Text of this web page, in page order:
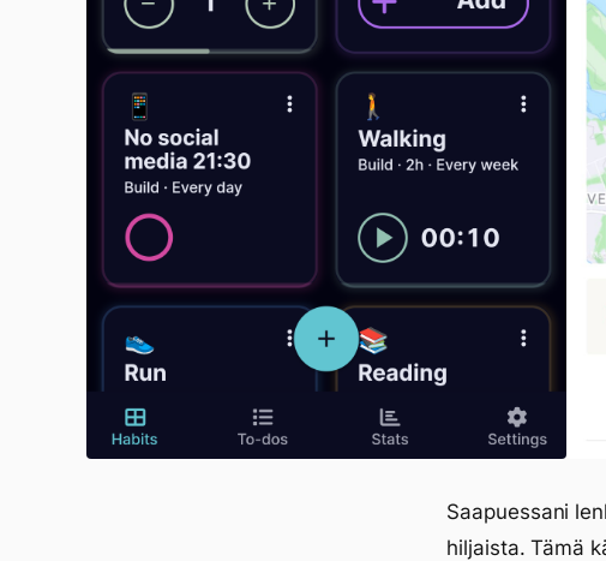
Saapuessani
hiljaista. Tämä